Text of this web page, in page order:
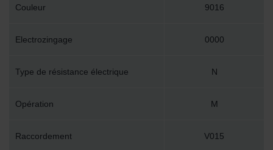
Couleur 9016
Electrozingage 0000
Type de résistance électrique N
Opération M
Raccordement V015